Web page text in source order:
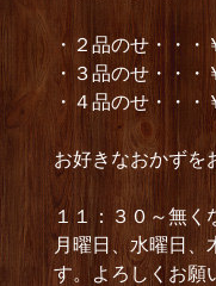
・２品のせ・・・
・３品のせ・・・
・４品のせ・・・
お好きなおかずを
１１：３０～無く
月曜日、水曜日、
す。よろしくお願